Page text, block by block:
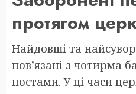
протягом
Найдовші та
пов’язані з чотирма
постами. У ці часи